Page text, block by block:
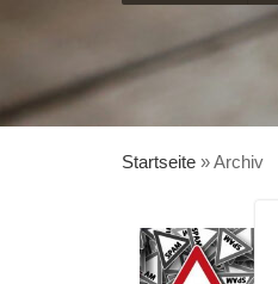
Startseite »Archiv